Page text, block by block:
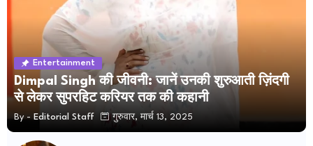
Entertainment
Dimpal Singh की जीवनी: जानें उनकी शुरुआती ज़िंदगी
से लेकर सुपरहिट करियर तक की कहानी
By - Editorial Staff गुरुवार, मार्च 13, 2025